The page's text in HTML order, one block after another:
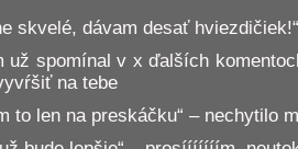
skvelé, dávam desať
už spomínal v x ďalších
na tebe
to len na preskáčku“ – nechytilo